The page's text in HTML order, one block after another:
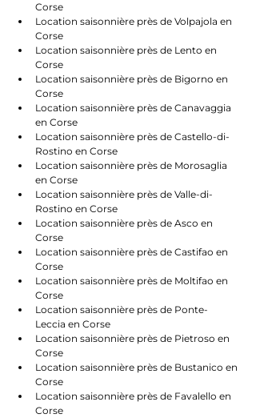
Corse
Location saisonnière près de Volpajola en
Corse
Location saisonnière près de Lento en
Corse
Location saisonnière près de Bigorno en
Corse
Location saisonnière près de Canavaggia
en Corse
Location saisonnière près de Castello-di-
Rostino en Corse
Location saisonnière près de Morosaglia
en Corse
Location saisonnière près de Valle-di-
Rostino en Corse
Location saisonnière près de Asco en
Corse
Location saisonnière près de Castifao en
Corse
Location saisonnière près de Moltifao en
Corse
Location saisonnière près de Ponte-
Leccia en Corse
Location saisonnière près de Pietroso en
Corse
Location saisonnière près de Bustanico en
Corse
Location saisonnière près de Favalello en
Corse